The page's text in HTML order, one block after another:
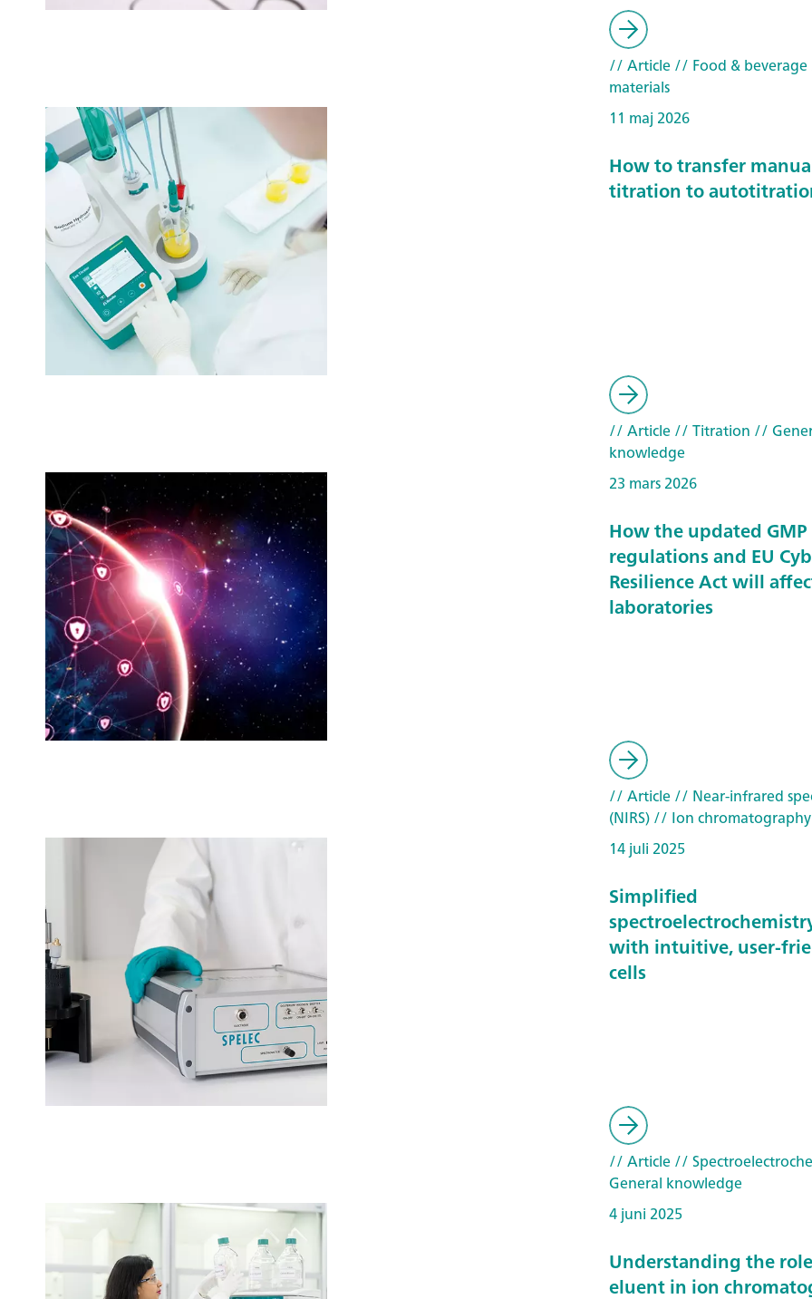
// Article// Food & beverage
materials
11 maj 2026
How to transfer
titration to
// Article// Titration //
knowledge
23 mars 2026
How the updated GMP
regulations and EU
Resilience Act will
laboratories
// Article// Near-infrared
(NIRS)// Ion chromatography
14 juli 2025
Simplified
with intuitive, user-
cells
// Article//
General knowledge
4 juni 2025
Understanding the
eluent in ion